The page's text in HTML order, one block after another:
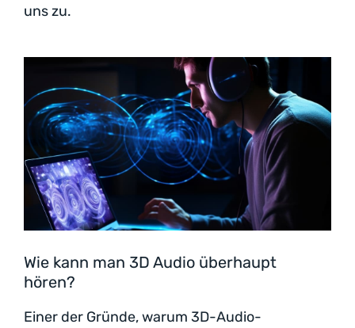
uns zu.
Wie kann man 3D Audio überhaupt
hören?
Einer der Gründe, warum 3D-Audio-